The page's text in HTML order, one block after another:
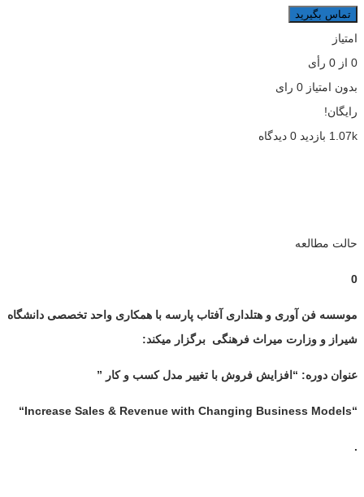
تماس بگیرید
امتیاز
0 از 0 رأی
بدون امتیاز 0 رای
رایگان!
1.07k بازدید
حالت مطالعه
0
موسسه فن آوری و هتلداری آفتاب پارسه با همکاری واحد تخصصی دانشگاه
شیراز و وزارت میراث فرهنگی برگزار میکند:
عنوان دوره: “افزایش فروش با تغییر مدل کسب و کار ”
“Increase Sales & Revenue with Changing Business Models
“
.